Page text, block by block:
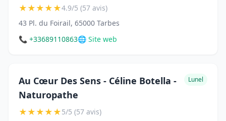
★★★★★4.9/5 (57 avis)
43 Pl. du Foirail, 65000 Tarbes
📞 +33689110863🌐 Site web
Au Cœur Des Sens - Céline Botella -
Naturopathe
Lunel
★★★★★5/5 (57 avis)